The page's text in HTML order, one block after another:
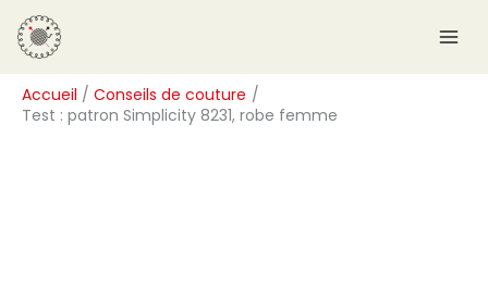
Aller
au
contenu
Accueil
Conseils de couture
Test : patron Simplicity 8231, robe femme
R
e
c
h